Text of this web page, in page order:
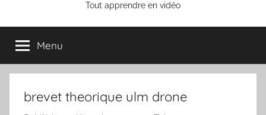
Tout apprendre en vidéo
Menu
brevet theorique ulm drone